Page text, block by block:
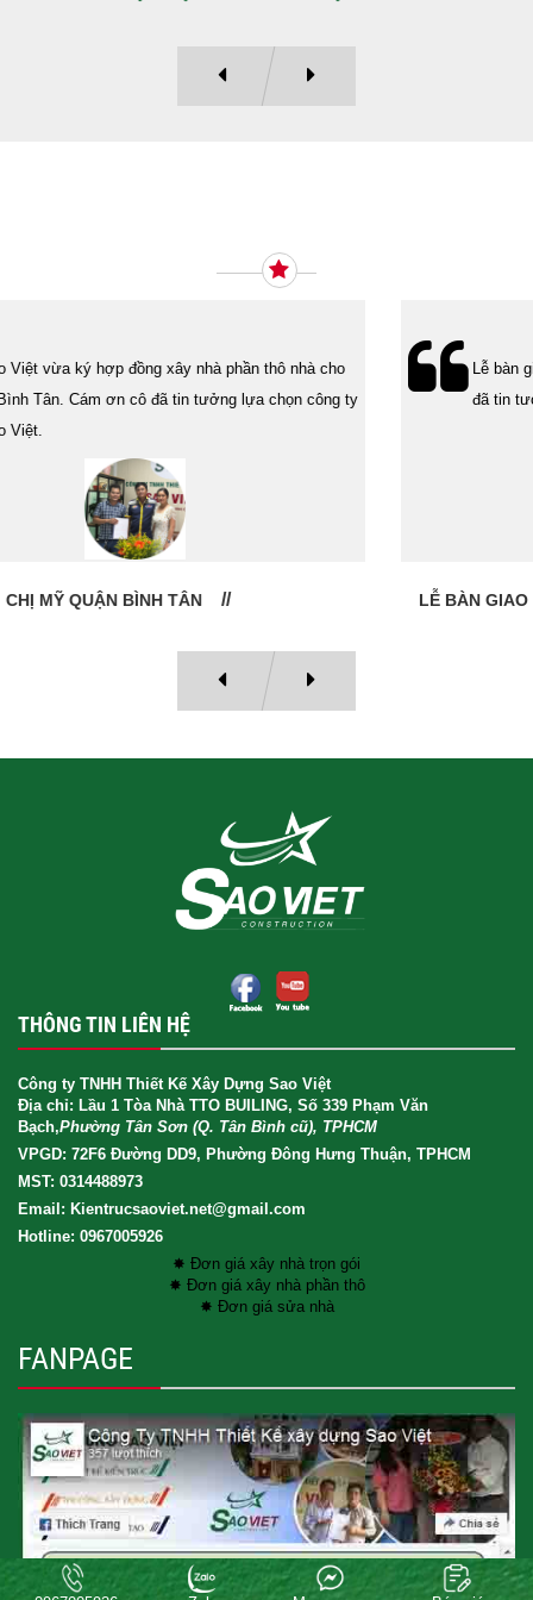
Lễ bàn giao nhà cho gia đình Cô Vân quận 11. Cám ơn anh Tính
đã tin tưởng, lựa chọn công ty Xây Dựng Sao Việt.
LỄ BÀN GIAO NHÀ: CÔ VÂN QUẬN 11
THÔNG TIN LIÊN HỆ
Công ty TNHH Thiết Kế Xây Dựng Sao Việt
Địa chỉ: Lầu 1 Tòa Nhà TTO BUILING, Số 339 Phạm Văn
Bạch,Phường Tân Sơn (Q. Tân Bình cũ), TPHCM
VPGD: 72F6 Đường DD9, Phường Đông Hưng Thuận, TPHCM
MST: 0314488973
Email: Kientrucsaoviet.net@gmail.com
Hotline: 0967005926
✸ Đơn giá xây nhà trọn gói
✸ Đơn giá xây nhà phần thô
✸ Đơn giá sửa nhà
FANPAGE
Copyright® 2017 XAY DUNG SAO VIET CO.LTD . All rights reserved.